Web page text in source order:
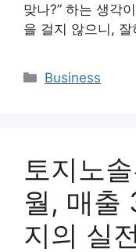
맞나?” 하는 생각
을 걸지 않으니,
Categories
Business
토지노
월, 매출
지의 실